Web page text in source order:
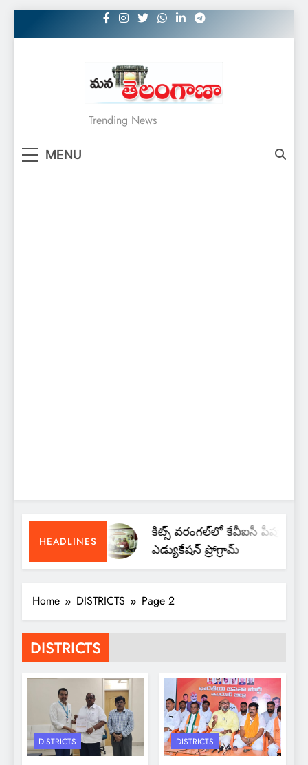
to
MANATELANGANAA
Trending News
MENU
HEADLINES
కిట్స్ వరంగల్‌లో కేవీఐసీ పీపుల్స్
ఎడ్యుకేషన్ ప్రోగ్రామ్
Home DISTRICTS Page 2
DISTRICTS
DISTRICTS DISTRICTS